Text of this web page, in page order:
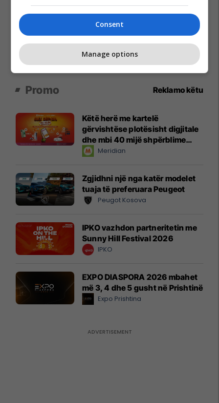
Promo Reklamo këtu
Këtë herë me kartelë
gërvishtëse plotësisht digjitale
dhe mbi 40 mijë shpërblime
instant!Meridian
Zgjidhni një nga katër modelet
tuaja të preferuara Peugeot
Peugot Kosova
IPKO vazhdon partneritetin me
Sunny Hill Festival 2026
IPKO
EXPO DIASPORA 2026 mbahet
më 3, 4 dhe 5 gusht në Prishtinë
Expo Prishtina
Consent
Manage options